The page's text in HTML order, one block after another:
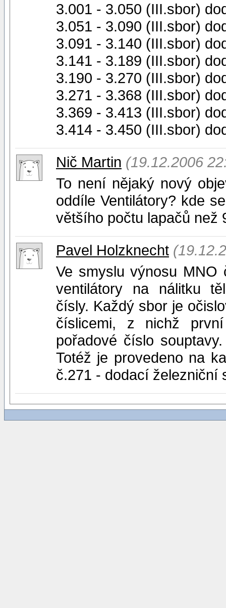
3.001 - 3.050 (III.sbor)
3.051 - 3.090 (III.sbor)
3.091 - 3.140 (III.sbor)
3.141 - 3.189 (III.sbor)
3.190 - 3.270 (III.sbor)
3.271 - 3.368 (III.sbor)
3.369 - 3.413 (III.sbor)
3.414 - 3.450 (III.sbor)
Nič Martin (19.12.2006
To není nějaký nový
oddíle Ventilátory? kde
většího počtu lapačů než
Pavel Holzknecht
Ve smyslu výnosu MNO
ventilátory na nálitku
čísly. Každý sbor je
číslicemi, z nichž
pořadové číslo
Totéž je provedeno na
č.271 - dodací železniční